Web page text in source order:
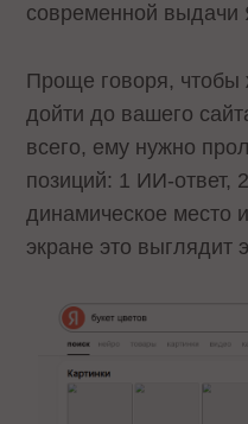
современной выдачи
Проще говоря, чтобы
дойти до вашего
всего, ему нужно
позиций: 1 ИИ-ответ,
динамическое место
экране это выглядит